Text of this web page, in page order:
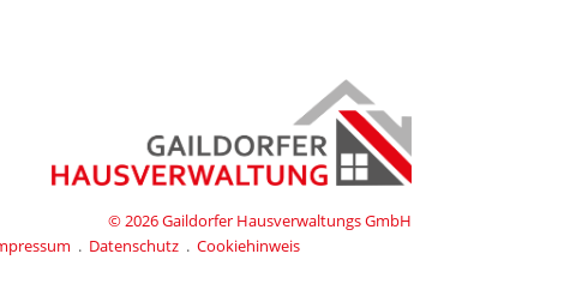
© 2026Gaildorfer Hausverwaltungs GmbH
. Datenschutz . Cookiehinweis